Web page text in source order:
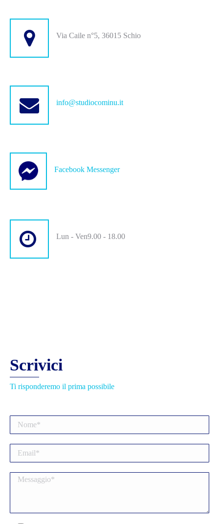
Via Caile n°5, 36015 Schio
info@studiocominu.it
Facebook Messenger
Lun - Ven9.00 - 18.00
Scrivici
Ti risponderemo il prima possibile